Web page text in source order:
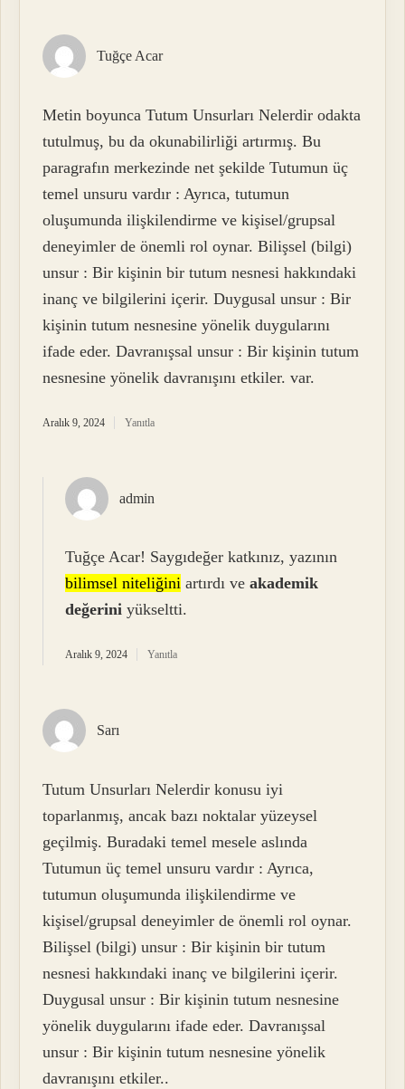
Tuğçe Acar
Metin boyunca Tutum Unsurları Nelerdir odakta
tutulmuş, bu da okunabilirliği artırmış. Bu
paragrafın merkezinde net şekilde Tutumun üç
temel unsuru vardır : Ayrıca, tutumun
oluşumunda ilişkilendirme ve kişisel/grupsal
deneyimler de önemli rol oynar. Bilişsel (bilgi)
unsur : Bir kişinin bir tutum nesnesi hakkındaki
inanç ve bilgilerini içerir. Duygusal unsur : Bir
kişinin tutum nesnesine yönelik duygularını
ifade eder. Davranışsal unsur : Bir kişinin tutum
nesnesine yönelik davranışını etkiler. var.
Aralık 9, 2024 Yanıtla
admin
Tuğçe Acar! Saygıdeğer katkınız, yazının
bilimsel niteliğini artırdı veakademik
değerini yükseltti.
Aralık 9, 2024 Yanıtla
Sarı
Tutum Unsurları Nelerdir konusu iyi
toparlanmış, ancak bazı noktalar yüzeysel
geçilmiş. Buradaki temel mesele aslında
Tutumun üç temel unsuru vardır : Ayrıca,
tutumun oluşumunda ilişkilendirme ve
kişisel/grupsal deneyimler de önemli rol oynar.
Bilişsel (bilgi) unsur : Bir kişinin bir tutum
nesnesi hakkındaki inanç ve bilgilerini içerir.
Duygusal unsur : Bir kişinin tutum nesnesine
yönelik duygularını ifade eder. Davranışsal
unsur : Bir kişinin tutum nesnesine yönelik
davranışını etkiler..